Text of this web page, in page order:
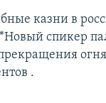
казни в
спикер
.